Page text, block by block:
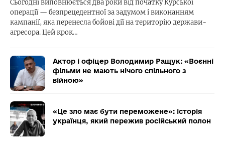
Сьогодні виповнюється два роки від початку Курської
операції — безпрецедентної за задумом і виконанням
кампанії, яка перенесла бойові дії на територію держави-
агресора. Цей крок…
Актор і офіцер Володимир Ращук: «Воєнні
фільми не мають нічого спільного з
війною»
«Це зло має бути переможене»: історія
українця, який пережив російський полон